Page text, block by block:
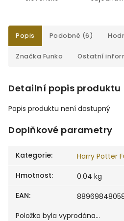
Popis Podobné (6)
Značka Funko Ostatní
Detailní popis produktu
Popis produktu není dostupný
Doplňkové parametry
Kategorie:
Harry Potter
Hmotnost:
0.04 kg
EAN:
Položka byla vyprodána…